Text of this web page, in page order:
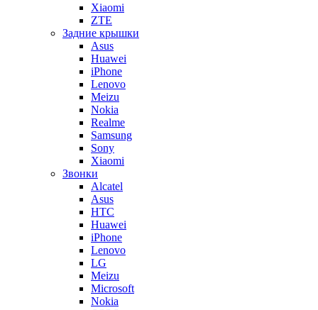
Xiaomi
ZTE
Задние крышки
Asus
Huawei
iPhone
Lenovo
Meizu
Nokia
Realme
Samsung
Sony
Xiaomi
Звонки
Alcatel
Asus
HTC
Huawei
iPhone
Lenovo
LG
Meizu
Microsoft
Nokia